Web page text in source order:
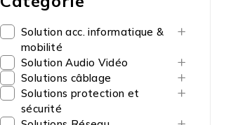
Solution acc. informatique &
mobilité
Solution Audio Vidéo
Solutions câblage
Solutions protection et
sécurité